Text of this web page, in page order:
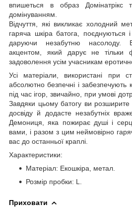
впишеться в образ Домінатрікс
домінуванням.
Відчуття, які викликає холодний
гаряча шкіра батога, поєднуються
даруючи незабутню насолоду.
акцентом, який дарує не тільки
задоволення усім учасникам
Усі матеріали, використані при
абсолютно безпечні і
під час ігор, звичайно, при умові
Завдяки цьому батогу ви розширите
досвіду й додасте незабутніх
Демониця, яка пожирає душі і
вами, і разом з цим неймовірно
вас до останньої краплі.
Характеристики:
Матеріал: Екошкіра, метал.
Розмір пробки: L.
Приховати